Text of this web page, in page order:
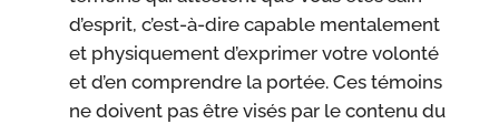
d’esprit, c’est-à-dire capable mentalement
et physiquement d’exprimer votre volonté
et d’en comprendre la portée. Ces témoins
ne doivent pas être visés par le contenu du